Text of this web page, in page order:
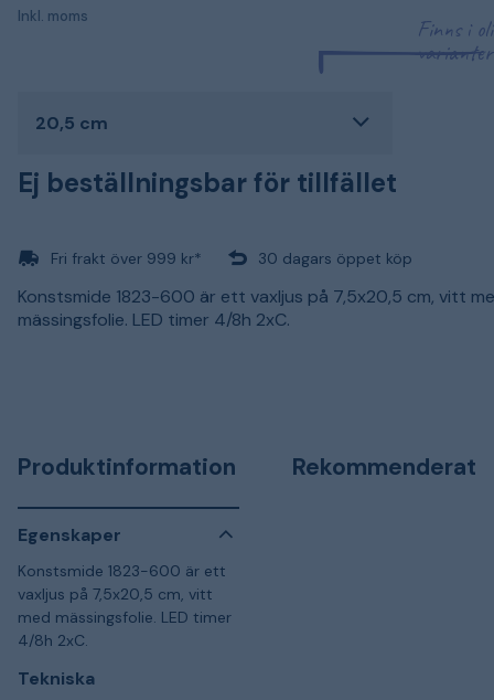
Inkl. moms
Finns i
varianter
20,5 cm
Ej beställningsbar för tillfället
Fri frakt över 999 kr* 30 dagars öppet köp
Konstsmide 1823-600 är ett vaxljus på 7,5x20,5 cm, vitt
mässingsfolie. LED timer 4/8h 2xC.
Produktinformation
Egenskaper
Konstsmide 1823-600 är ett
vaxljus på 7,5x20,5 cm, vitt
med mässingsfolie. LED timer
4/8h 2xC.
Tekniska
Rekommenderat